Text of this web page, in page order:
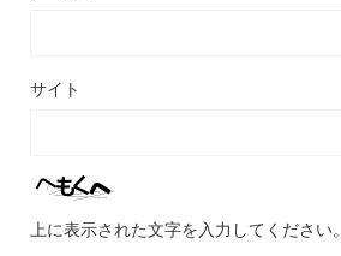
サイト
上に表示された文字を入力してください。